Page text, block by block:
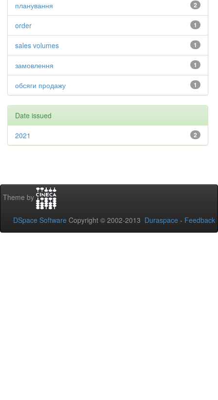
2
планування
1
order
1
sales volumes
1
замовлення
1
обсяги продажу
Date issued
2
2021
Theme by
DSpace Software Copyright © 2002-2013 Duraspace - Feedback